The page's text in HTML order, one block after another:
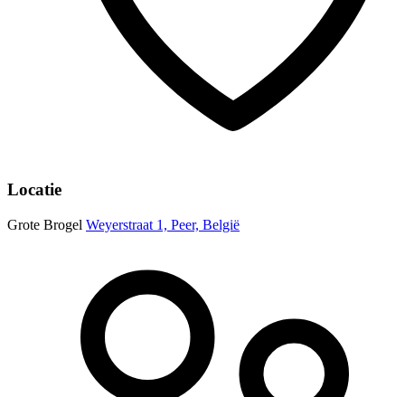
Locatie
Grote Brogel Weyerstraat 1, Peer, België